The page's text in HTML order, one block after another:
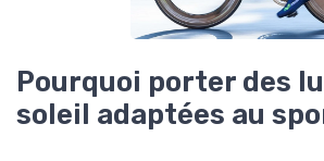
Pourquoi porter des
soleil adaptées au